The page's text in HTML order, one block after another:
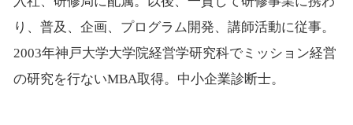
り、普及、企画、プログラム開発、講師活動に従事。
2003年神戸大学大学院経営学研究科でミッション経営
の研究を行ないMBA取得。中小企業診断士。